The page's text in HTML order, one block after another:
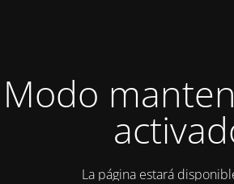
Modo
La página estará